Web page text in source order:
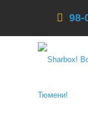
98-